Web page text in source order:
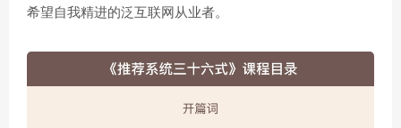
希望自我精进的泛互联网从业者。